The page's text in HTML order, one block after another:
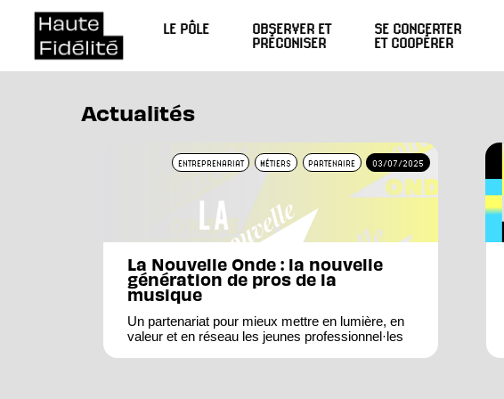
LE PÔLE
OBSERVER ET
PRÉCONISER
SE CONCERTER
ET COOPÉRER
Actualités
ENTREPRENARIAT MÉTIERS PARTENAIRE 03/07/2025
La Nouvelle Onde : la nouvelle
génération de pros de la
musique
Un partenariat pour mieux mettre en lumière, en
valeur et en réseau les jeunes professionnel·les